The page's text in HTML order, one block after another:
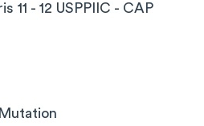
11 - 12 USPPIIC - CAP